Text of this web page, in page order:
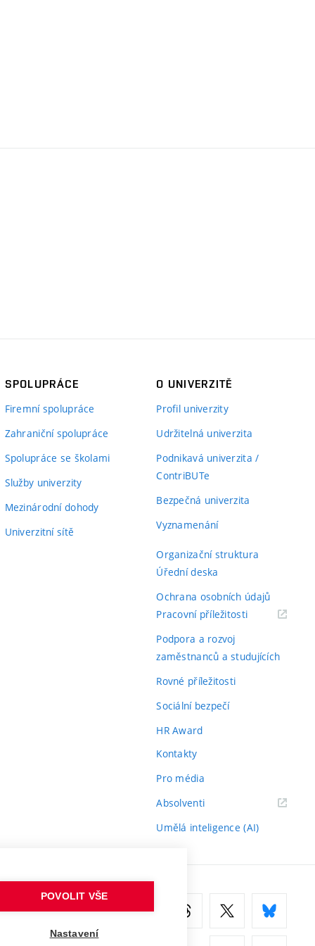
SPOLUPRÁCE
Firemní spolupráce
Zahraniční spolupráce
Spolupráce se školami
Služby univerzity
Mezinárodní dohody
Univerzitní sítě
O UNIVERZITĚ
Profil univerzity
Udržitelná univerzita
Podnikavá univerzita /
ContriBUTe
Bezpečná univerzita
Vyznamenání
Organizační struktura
Úřední deska
Ochrana osobních údajů
Pracovní příležitosti(externí
Podpora a rozvoj
zaměstnanců a studujících
Rovné příležitosti
Sociální bezpečí
HR Award
Kontakty
Pro média
Absolventi(externí
Umělá inteligence (AI)
POVOLIT VŠE
Nastavení